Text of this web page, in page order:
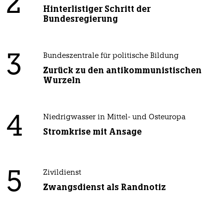
Hinterlistiger Schritt der
Bundesregierung
3 Bundeszentrale für politische Bildung
Zurück zu den antikommunistischen
Wurzeln
4 Niedrigwasser in Mittel- und Osteuropa
Stromkrise mit Ansage
5 Zivildienst
Zwangsdienst als Randnotiz